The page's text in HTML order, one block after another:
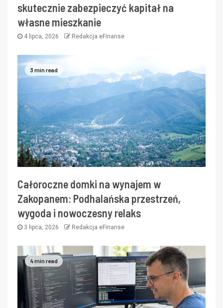
skutecznie zabezpieczyć kapitał na
własne mieszkanie
4 lipca, 2026 Redakcja eFinanse
3 min read
Całoroczne domki na wynajem w
Zakopanem: Podhalańska przestrzeń,
wygoda i nowoczesny relaks
3 lipca, 2026 Redakcja eFinanse
4 min read